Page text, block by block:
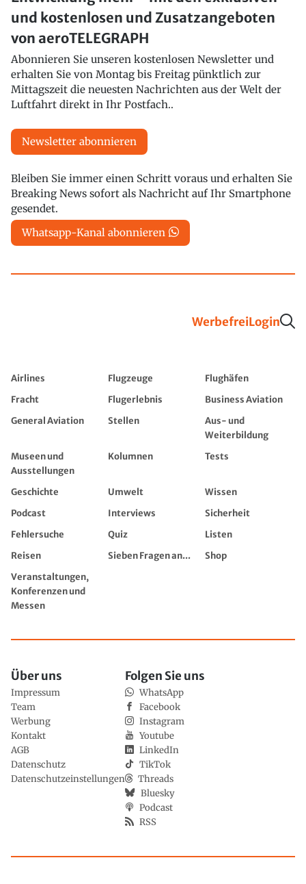
und kostenlosen und Zusatzangeboten
von aeroTELEGRAPH
Abonnieren Sie unseren kostenlosen Newsletter und
erhalten Sie von Montag bis Freitag pünktlich zur
Mittagszeit die neuesten Nachrichten aus der Welt der
Luftfahrt direkt in Ihr Postfach..
Newsletter abonnieren
Bleiben Sie immer einen Schritt voraus und erhalten Sie
Breaking News sofort als Nachricht auf Ihr Smartphone
gesendet.
Whatsapp-Kanal abonnieren
WerbefreiLogin
Airlines Flugzeuge
Flughäfen
Fracht
Flugerlebnis
Business Aviation
General Aviation
Stellen
Aus- und
Weiterbildung
Museen und
Ausstellungen
Kolumnen Tests
Geschichte Umwelt
Wissen
Podcast
Interviews
Sicherheit
Fehlersuche
Quiz
Listen
Reisen
Sieben Fragen an...
Shop
Veranstaltungen,
Konferenzen und
Messen
Über uns
Impressum
Team
Werbung
Kontakt
AGB
Datenschutz
Datenschutzeinstellungen
Folgen Sie uns
WhatsApp
Facebook
Instagram
Youtube
LinkedIn
TikTok
Threads
Bluesky
Podcast
RSS